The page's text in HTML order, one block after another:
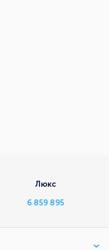
Люкс
6 859 895